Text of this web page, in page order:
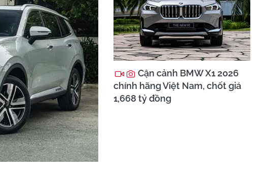
Cận cảnh BMW X1 2026
chính hãng Việt Nam, chốt giá
1,668 tỷ đồng